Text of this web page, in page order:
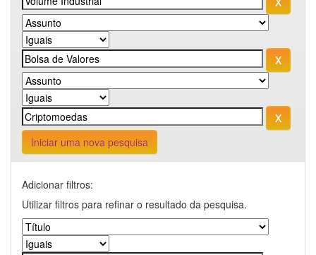
Iniciar uma nova pesquisa
Adicionar filtros:
Utilizar filtros para refinar o resultado da pesquisa.